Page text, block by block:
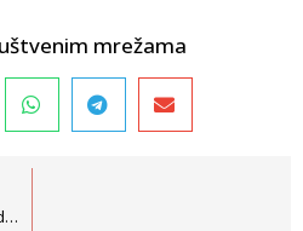
mrežama
dvije decenije pravosudnih reformi u crnoj gori